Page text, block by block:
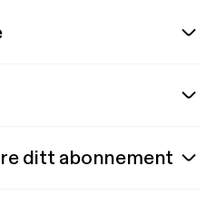
ditt abonnement